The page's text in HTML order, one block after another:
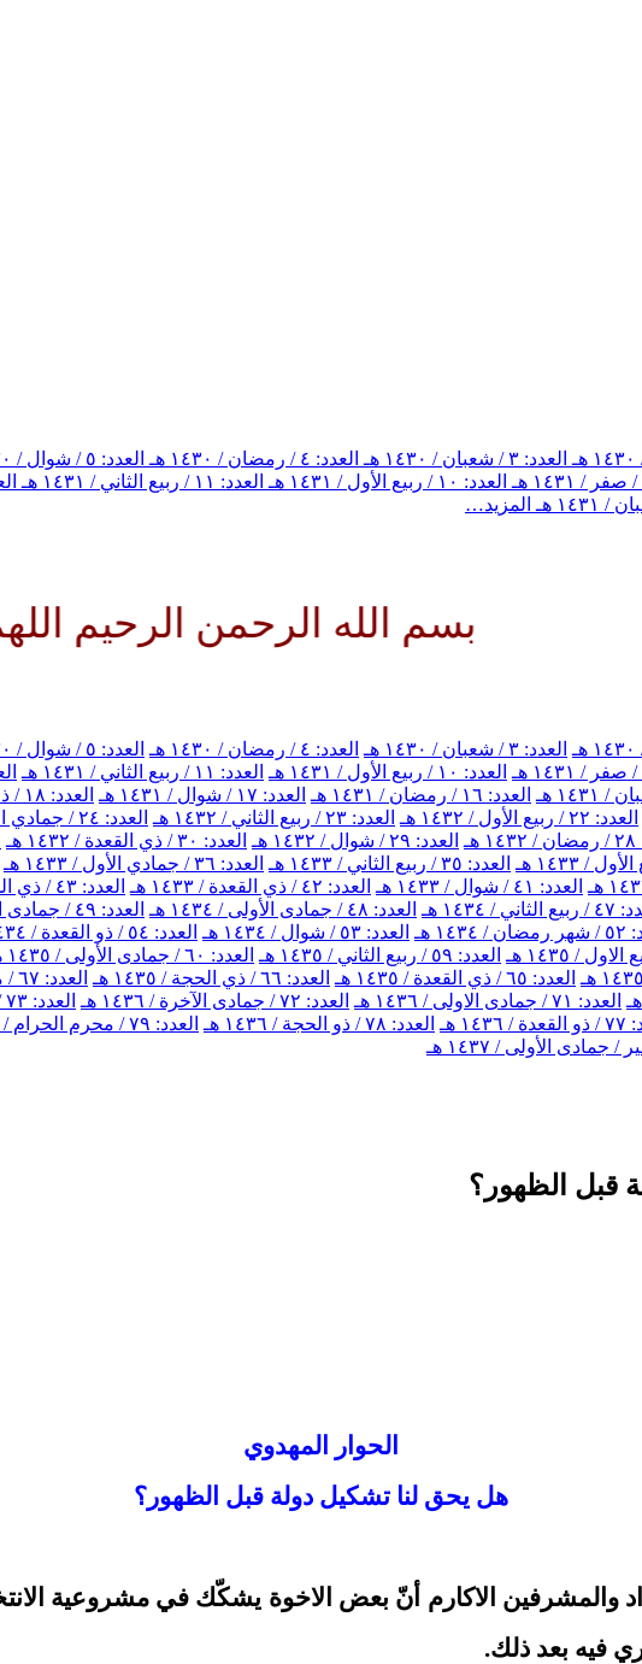
العدد: ٣ / شعبان / ١٤٣٠ هـ العدد: ٤ / رمضان / ١٤٣٠ هـ العدد: ٥ / شوال / ١٤٣٠ هـ
العدد: ١٠ / ربيع الأول / ١٤٣١ هـ العدد: ١١ / ربيع الثاني / ١٤٣١ هـ العدد:
المزيد…
بسم الله الرحمن الرحيم اللهم كن
العدد: ٣ / شعبان / ١٤٣٠ هـ العدد: ٤ / رمضان / ١٤٣٠ هـ العدد: ٥ / شوال / ١٤٣٠ هـ
العدد: ١٠ / ربيع الأول / ١٤٣١ هـ العدد: ١١ / ربيع الثاني / ١٤٣١ هـ العدد:
العدد: ١٦ / رمضان / ١٤٣١ هـ العدد: ١٧ / شوال / ١٤٣١ هـ العدد: ١٨ / ذي القعدة / ١٤٣١ هـ
العدد: ٢٢ / ربيع الأول / ١٤٣٢ هـ العدد: ٢٣ / ربيع الثاني / ١٤٣٢ هـ العدد: ٢٤ / جمادي الأول / ١٤٣٢ هـ
العدد: ٢٩ / شوال / ١٤٣٢ هـ العدد: ٣٠ / ذي القعدة / ١٤٣٢ هـ
العدد: ٣٥ / ربيع الثاني / ١٤٣٣ هـ العدد: ٣٦ / جمادي الأول / ١٤٣٣ هـ
العدد: ٤١ / شوال / ١٤٣٣ هـ العدد: ٤٢ / ذي القعدة / ١٤٣٣ هـ العدد: ٤٣ / ذي الحجة / ١٤٣٣ هـ
/ ١٤٣٤ هـ العدد: ٤٨ / جمادى الأولى / ١٤٣٤ هـ العدد: ٤٩ / جمادى الآخرة / ١٤٣٤ هـ
هـ العدد: ٥٣ / شوال / ١٤٣٤ هـ العدد: ٥٤ / ذو القعدة / ١٤٣٤ هـ
العدد: ٥٩ / ربيع الثاني / ١٤٣٥ هـ العدد: ٦٠ / جمادى الأولى / ١٤٣٥ هـ
العدد: ٦٥ / ذي القعدة / ١٤٣٥ هـ العدد: ٦٦ / ذي الحجة / ١٤٣٥ هـ العدد: ٦٧ / محرم الحرام / ١٤٣٦ هـ
العدد: ٧١ / جمادى الاولى / ١٤٣٦ هـ العدد: ٧٢ / جمادى الآخرة / ١٤٣٦ هـ العدد: ٧٣ / رجب / ١٤٣٦ هـ
هـ العدد: ٧٨ / ذو الحجة / ١٤٣٦ هـ العدد: ٧٩ / محرم الحرام / ١٤٣٧ هـ
/ جمادى الأولى / ١٤٣٧ هـ
قبل الظهور؟
الحوار المهدوي
هل يحق لنا تشكيل دولة قبل الظهور؟
والمشرفين الاكارم أنّ بعض الاخوة يشكّك في مشروعية
فيه بعد ذلك.